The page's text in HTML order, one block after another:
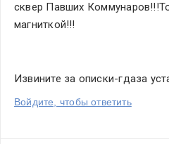
сквер Павших
магниткой!!!
Извините за описки-гдаза
Войдите, чтобы ответить